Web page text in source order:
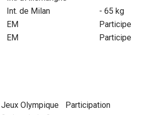
Int. de Milan
- 65 kg
EM
Participe
EM Participe
Jeux Olympique
Participation